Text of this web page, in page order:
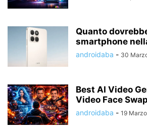
Quanto
smartphone
androidaba - 30
Best AI Video
Video Face
androidaba - 19